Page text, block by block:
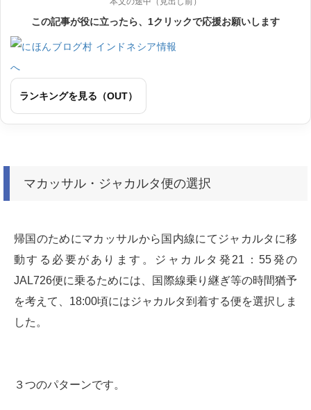
この記事が役に立ったら、1クリックで応援お願いします
ランキングを見る（OUT）
マカッサル・ジャカルタ便の選択
帰国のためにマカッサルから国内線にてジャカルタに移
動する必要があります。ジャカルタ発21：55発の
JAL726便に乗るためには、国際線乗り継ぎ等の時間猶予
を考えて、18:00頃にはジャカルタ到着する便を選択しま
した。
３つのパターンです。